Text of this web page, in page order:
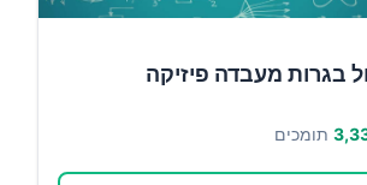
בגרות מעבדה פיזיקה
תומכים